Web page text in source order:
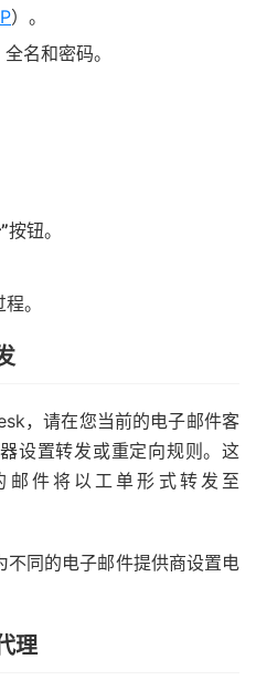
）。
名和密码。
按钮。
。
，请在您当前的电子邮件客
设置转发或重定向规则。这
件将以工单形式转发至
不同的电子邮件提供商设置电
理